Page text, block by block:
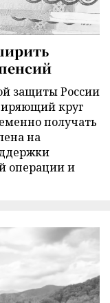
защиты России
круг
получать
на
операции и